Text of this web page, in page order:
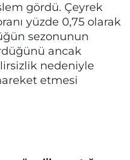
gördü. Çeyrek
yüzde 0,75 olarak
sezonunun
ancak
nedeniyle
etmesi